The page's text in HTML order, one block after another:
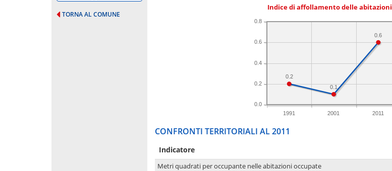
TORNA AL COMUNE
Indice di affollamento delle abitazioni
1991 2001 2011
0.0
0.2
0.4
0.6
0.8
0.6
0.1
0.2
CONFRONTI TERRITORIALI AL 2011
Indicatore
Metri quadrati per occupante nelle abitazioni occupate